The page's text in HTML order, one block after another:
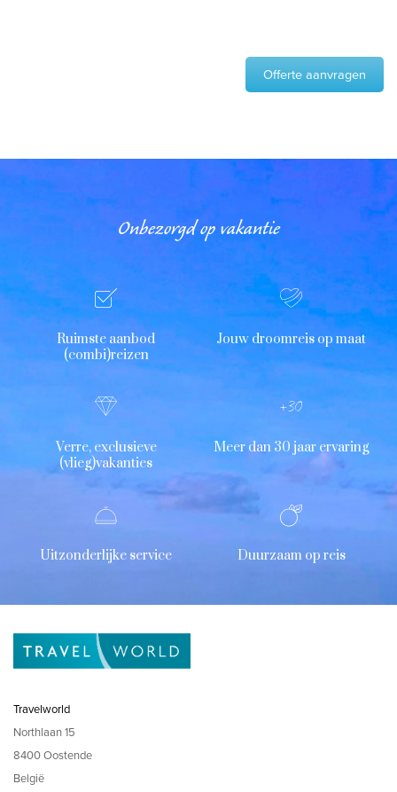
Offerte aanvragen
Onbezorgd op vakantie
Ruimste aanbod
(combi)reizen
Jouw droomreis op maat
Verre, exclusieve
(vlieg)vakanties
Meer dan 30 jaar ervaring
Uitzonderlijke service Duurzaam op reis
Travelworld
Northlaan 15
8400 Oostende
België